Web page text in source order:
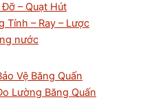
– Quạt Hút
Tính – Ray – Lược
nước
Vệ Băng Quấn
Lường Băng Quấn